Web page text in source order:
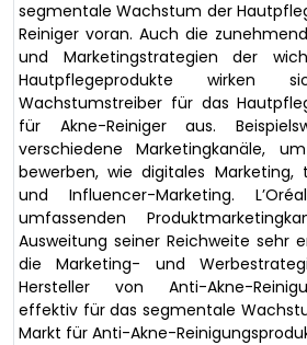
segmentale Wachstum der
Reiniger voran. Auch die
und Marketingstrategien der
Hautpflegeprodukte wirken
Wachstumstreiber für das
für Akne-Reiniger aus.
verschiedene Marketingkanäle,
bewerben, wie digitales Marketing,
und Influencer-Marketing.
umfassenden
Ausweitung seiner Reichweite sehr
die Marketing- und
Hersteller von Anti-Akne-
effektiv für das segmentale
Markt für Anti-Akne-